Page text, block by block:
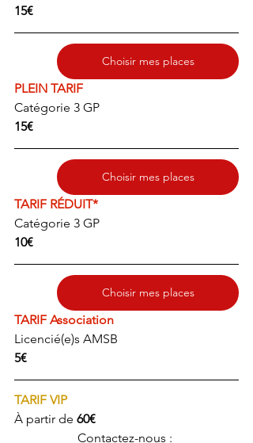
15€
Choisir mes places
PLEIN TARIF
Catégorie 3 GP
15€
Choisir mes places
TARIF RÉDUIT*
Catégorie 3 GP
10€
Choisir mes places
TARIF Association
Licencié(e)s AMSB
5€
TARIF VIP
À partir de 60€
		Contactez-nous :